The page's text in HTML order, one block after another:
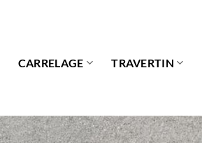
CARRELAGE TRAVERTIN